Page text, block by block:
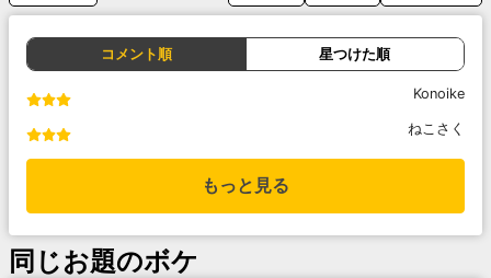
コメント順 星つけた順
Konoike
ねこさく
もっと見る
同じお題のボケ